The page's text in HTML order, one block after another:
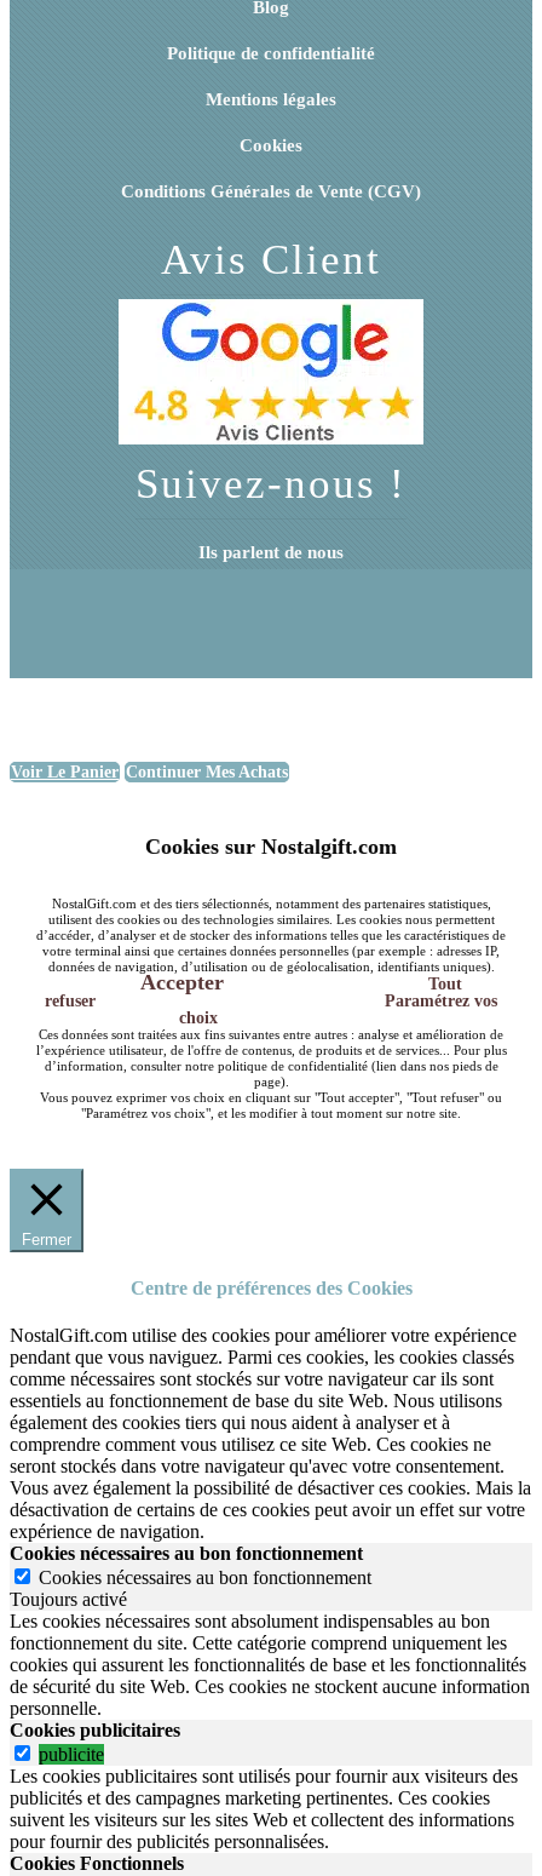
Blog
Politique de confidentialité
Mentions légales
Cookies
Conditions Générales de Vente (CGV)
Avis Client
Suivez-nous !
Ils parlent de nous
Voir Le Panier Continuer Mes Achats
Cookies sur Nostalgift.com
NostalGift.com et des tiers sélectionnés, notamment des partenaires statistiques,
utilisent des cookies ou des technologies similaires. Les cookies nous permettent
d’accéder, d’analyser et de stocker des informations telles que les caractéristiques de
votre terminal ainsi que certaines données personnelles (par exemple : adresses IP,
données de navigation, d’utilisation ou de géolocalisation, identifiants uniques).
Accepter
Tout
refuser
Paramétrez vos
choix
Ces données sont traitées aux fins suivantes entre autres : analyse et amélioration de
l’expérience utilisateur, de l'offre de contenus, de produits et de services... Pour plus
d’information, consulter notre politique de confidentialité (lien dans nos pieds de
page).
Vous pouvez exprimer vos choix en cliquant sur "Tout accepter", "Tout refuser" ou
"Paramétrez vos choix", et les modifier à tout moment sur notre site.
Fermer
Centre de préférences des Cookies
NostalGift.com utilise des cookies pour améliorer votre expérience
pendant que vous naviguez. Parmi ces cookies, les cookies classés
comme nécessaires sont stockés sur votre navigateur car ils sont
essentiels au fonctionnement de base du site Web. Nous utilisons
également des cookies tiers qui nous aident à analyser et à
comprendre comment vous utilisez ce site Web. Ces cookies ne
seront stockés dans votre navigateur qu'avec votre consentement.
Vous avez également la possibilité de désactiver ces cookies. Mais la
désactivation de certains de ces cookies peut avoir un effet sur votre
expérience de navigation.
Cookies nécessaires au bon fonctionnement
Cookies nécessaires au bon fonctionnement
Toujours activé
Les cookies nécessaires sont absolument indispensables au bon
fonctionnement du site. Cette catégorie comprend uniquement les
cookies qui assurent les fonctionnalités de base et les fonctionnalités
de sécurité du site Web. Ces cookies ne stockent aucune information
personnelle.
Cookies publicitaires
publicite
Les cookies publicitaires sont utilisés pour fournir aux visiteurs des
publicités et des campagnes marketing pertinentes. Ces cookies
suivent les visiteurs sur les sites Web et collectent des informations
pour fournir des publicités personnalisées.
Cookies Fonctionnels